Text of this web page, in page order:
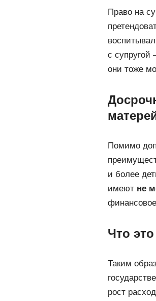
Право на
воспитывал
с супругой
они тоже
Помимо
и более
имеют не
Что
Таким
рост